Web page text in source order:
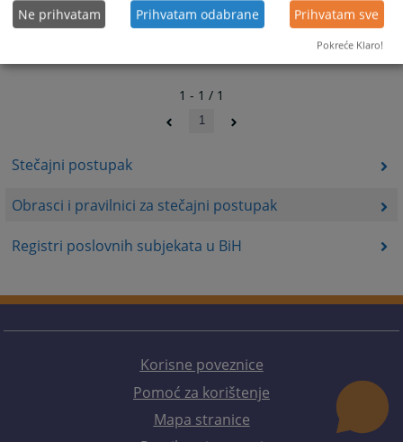
Stečajni postupak
Obrasci i pravilnici za stečajni postupak
Registri poslovnih subjekata u BiH
1 - 1 / 1
1
Korisne poveznice
Pomoć za korištenje
Mapa stranice
Ne prihvatam Prihvatam odabrane Prihvatam sve
Pokreće Klaro!